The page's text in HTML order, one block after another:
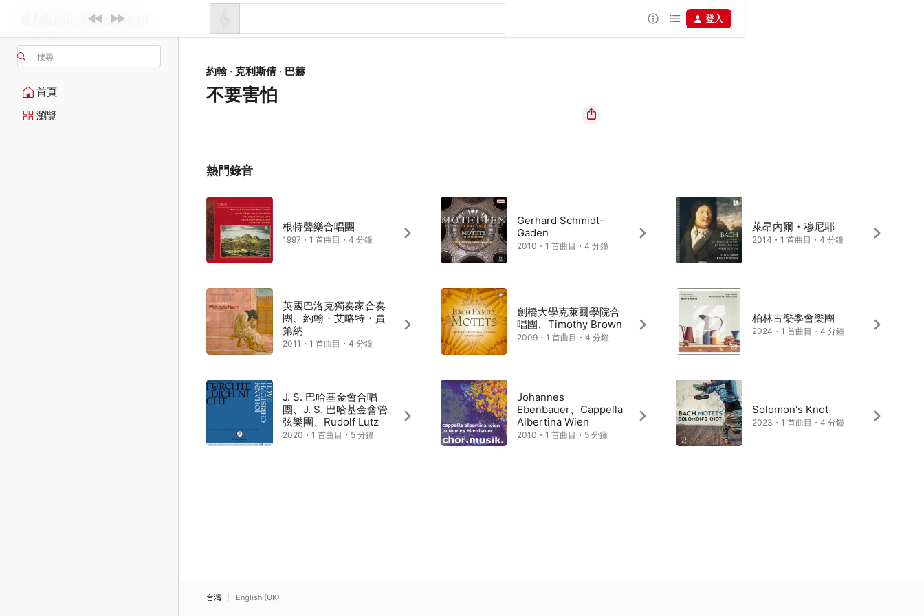
搜尋
首頁
瀏覽
登入
約翰 · 克利斯倩 · 巴赫
不要害怕
熱門錄音
根特聲樂合唱團
1997・1 首曲目・4 分鐘
英國巴洛克獨奏家合奏
團、約翰・艾略特・賈
第納
2011・1 首曲目・4 分鐘
J. S. 巴哈基金會合唱
團、J. S. 巴哈基金會管
弦樂團、Rudolf Lutz
2020・1 首曲目・5 分鐘
Gerhard Schmidt-
Gaden
2010・1 首曲目・4 分鐘
劍橋大學克萊爾學院合
唱團、Timothy Brown
2009・1 首曲目・4 分鐘
Johannes
Ebenbauer、Cappella
Albertina Wien
2010・1 首曲目・5 分鐘
萊昂內爾・穆尼耶
2014・1 首曲目・4 分鐘
柏林古樂學會樂團
2024・1 首曲目・4 分鐘
Solomon's Knot
2023・1 首曲目・4 分鐘
台灣 English (UK)